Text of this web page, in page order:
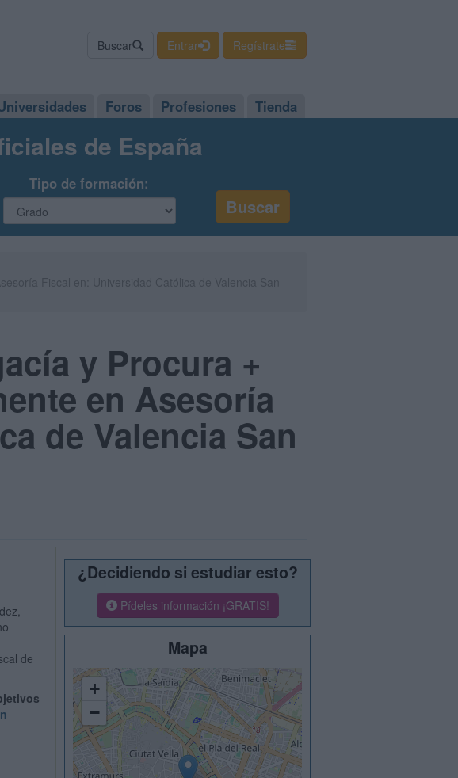
Buscar Entrar Regístrate
Foros Profesiones Tienda
de España
Tipo de formación:
y Procura +
en Asesoría
de Valencia San
de
¿Decidiendo si estudiar esto?
Pídeles información ¡GRATIS!
Mapa
+
−